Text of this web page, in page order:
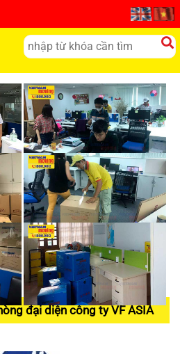
đại diện công ty VF ASIA